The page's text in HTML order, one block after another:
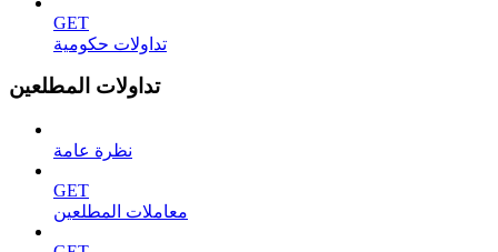
GET
تداولات حكومية
تداولات المطلعين
نظرة عامة
GET
معاملات المطلعين